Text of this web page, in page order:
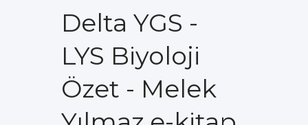
Delta YGS -
LYS Biyoloji
Özet - Melek